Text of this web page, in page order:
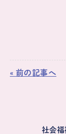
« 前の記事へ
社会